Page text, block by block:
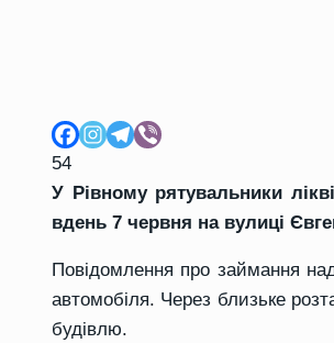
54
У Рівному рятувальники
вдень 7 червня на вулиці
Повідомлення про займання
автомобіля. Через близьке
будівлю.